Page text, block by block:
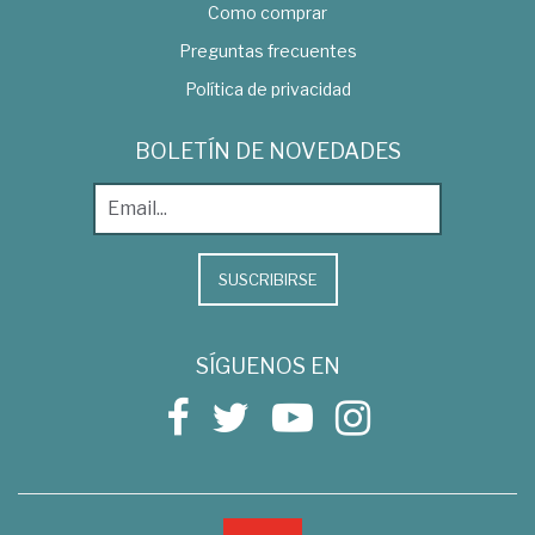
Como comprar
Preguntas frecuentes
Política de privacidad
BOLETÍN DE NOVEDADES
SUSCRIBIRSE
SÍGUENOS EN